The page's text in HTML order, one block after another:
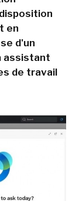
en
d'un
assistant
de travail